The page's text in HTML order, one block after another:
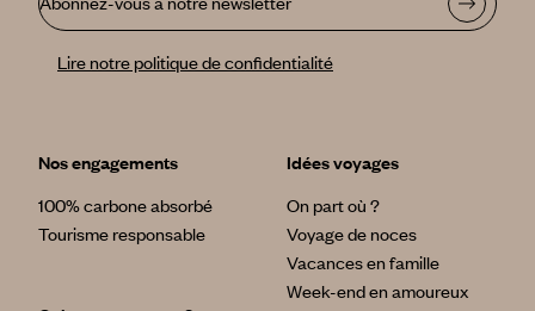
Lire notre politique de confidentialité
Nos engagements
100% carbone absorbé
Tourisme responsable
Idées voyages
On part où ?
Voyage de noces
Vacances en famille
Week-end en amoureux